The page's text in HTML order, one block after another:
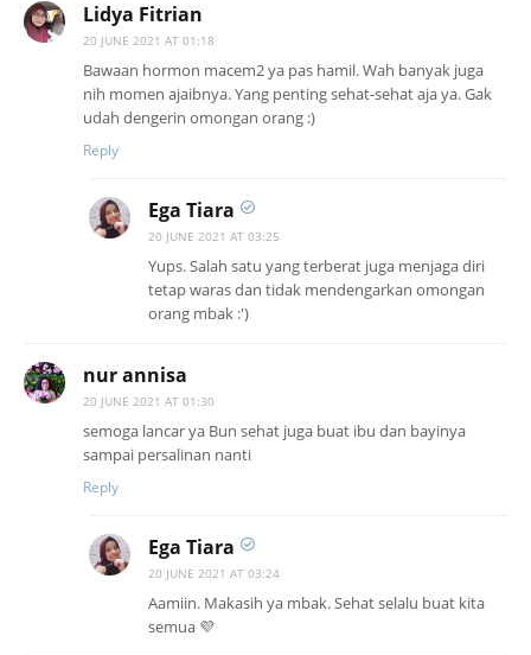
Lidya Fitrian
20 JUNE 2021 AT 01:18
Bawaan hormon macem2 ya pas hamil. Wah banyak juga
nih momen ajaibnya. Yang penting sehat-sehat aja ya. Gak
udah dengerin omongan orang :)
Reply
Ega Tiara
20 JUNE 2021 AT 03:25
Yups. Salah satu yang terberat juga menjaga diri
tetap waras dan tidak mendengarkan omongan
orang mbak :')
nur annisa
20 JUNE 2021 AT 01:30
semoga lancar ya Bun sehat juga buat ibu dan bayinya
sampai persalinan nanti
Reply
Ega Tiara
20 JUNE 2021 AT 03:24
Aamiin. Makasih ya mbak. Sehat selalu buat kita
semua 💜